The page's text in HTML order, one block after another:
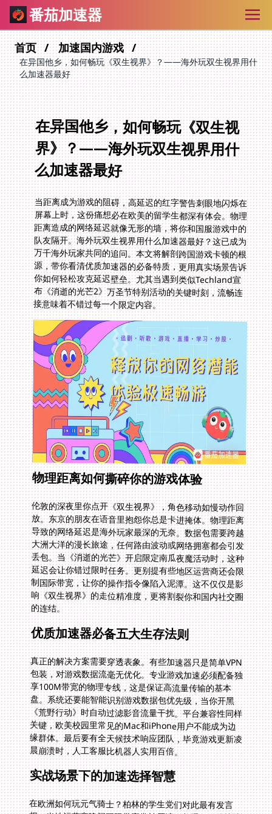
番茄加速器
首页 加速国内游戏
在异国他乡，如何畅玩《双生视界》？——海外玩双生视界用什
么加速器最好
在异国他乡，如何畅玩《双生视
界》？——海外玩双生视界用什
么加速器最好
当距离成为游戏的阻碍，高延迟的红字警告刺眼地闪烁在
屏幕上时，这份痛想必在欧美的留学生都深有体会。物理
距离造成的网络延迟就像无形的墙，将你和国服游戏中的
队友隔开。海外玩双生视界用什么加速器最好？这已成为
万千海外玩家共同的追问。本文将解剖跨国游戏卡顿的根
源，带你看清优质加速器的必备特质，更用真实场景告诉
你如何轻松攻克延迟壁垒。尤其当遇到类似Techland宣
布《消逝的光芒2》万圣节特别活动的关键时刻，流畅连
接意味着不错过每一个限定内容。
物理距离如何撕碎你的游戏体验
伦敦的深夜里你点开《双生视界》，角色移动如慢动作回
放。东京的朋友在语音里抱怨你总是卡进掩体。物理距离
导致的网络延迟是海外玩家最深的无奈。数据包需要跨越
大洲大洋的漫长旅途，任何路由波动或网络拥塞都会引发
丢包。当《消逝的光芒》开启限定南瓜夜魔活动时，这种
延迟会让你错过限时任务。更别提有些地区运营商还会限
制国际带宽，让你的操作指令像陷入泥潭。这不仅仅是影
响《双生视界》的走位精准度，更将割裂你和国内社交圈
的连结。
优质加速器必备五大生存法则
真正的解决方案需要穿透表象。有些加速器只是简单VPN
包装，对游戏数据流毫无优化。专业游戏加速必须配备独
享100M带宽的物理专线，这是保证高流量传输的基本
盘。系统还要能智能识别游戏数据包优先级，当你开黑
《荒野行动》时自动过滤影音流量干扰。平台兼容性同样
关键，欧美校园里常见的Mac和iPhone用户不能成为边
缘群体。最后要有全天候技术响应团队，毕竟游戏更新凌
晨崩溃时，人工客服比机器人实用百倍。
实战场景下的加速选择智慧
在欧洲如何玩元气骑士？柏林的学生党们对此最有发言
权。当地运营商晚间国际带宽常被压缩，普通VPN很快达
到流量限额。必须选用具备智能分流机制的加速器，将
《元气骑士》的战斗数据优先通过法兰克福专线节点直连
国内。否则当你在地牢释放终极技能时，突然跳高的延迟
会让连招瞬间中断。同样问题也困扰着苹果手机荒野行动
玩家：加速器从哪开启才真正有效？很多工具需要越狱或
复杂设置，但实际上iOS系统自带的VPN配置页面就能完
成部署。关键是要选支持苹果原生框架的加速应用，避免